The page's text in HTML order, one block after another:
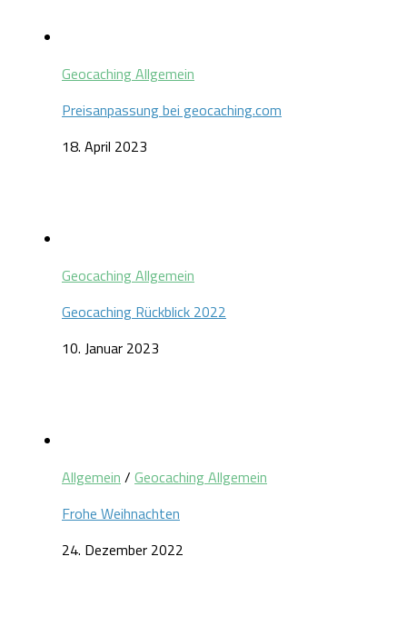
Geocaching Allgemein
Preisanpassung bei geocaching.com
18. April 2023
Geocaching Allgemein
Geocaching Rückblick 2022
10. Januar 2023
Allgemein / Geocaching Allgemein
Frohe Weihnachten
24. Dezember 2022